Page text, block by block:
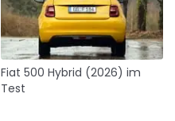
Fiat 500 Hybrid (2026) im
Test